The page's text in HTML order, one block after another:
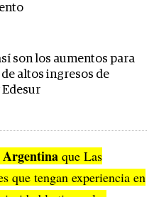
son los aumentos para
altos ingresos de
Argentina que Las
que tengan experiencia en